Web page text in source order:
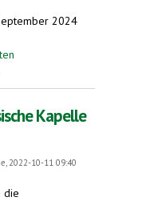
2024
am Harz
Kapelle
2022-10-11 09:40
die